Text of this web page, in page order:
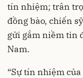
tín nhiệm; trân
đồng bào, chiến
gửi gắm niềm tin
Nam.
“Sự tín nhiệm